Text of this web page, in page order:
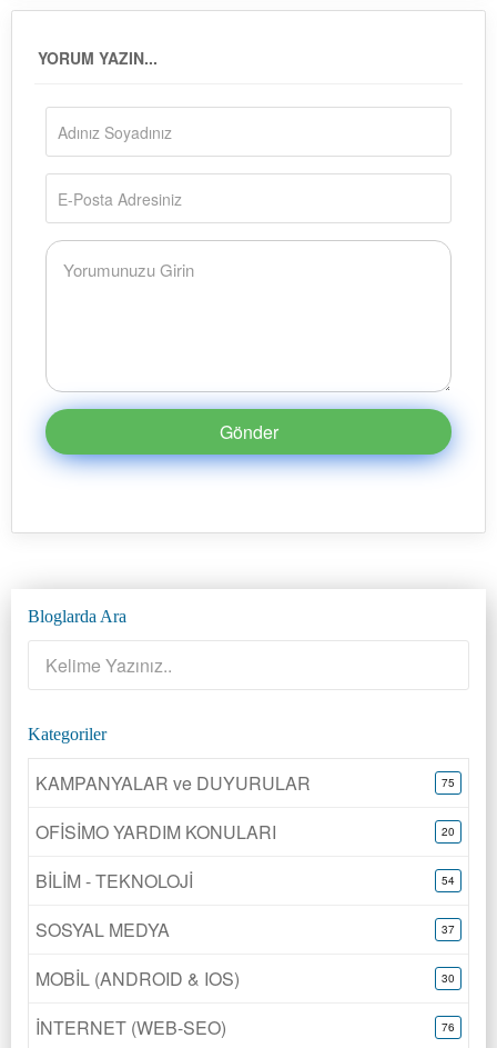
YORUM YAZIN...
Gönder
Bloglarda Ara
Kategoriler
KAMPANYALAR ve DUYURULAR 75
OFİSİMO YARDIM KONULARI 20
BİLİM - TEKNOLOJİ 54
SOSYAL MEDYA 37
MOBİL (ANDROID & IOS) 30
İNTERNET (WEB-SEO) 76